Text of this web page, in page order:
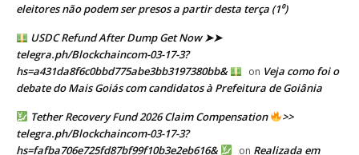
eleitores não podem ser presos a partir desta terça (1⁰)
USDC Refund After Dump Get Now ➤➤
telegra.ph/Blockchaincom-03-17-3?
hs=a431da8f6c0bbd775abe3bb3197380bb&
on Veja como foi o
debate do Mais Goiás com candidatos à Prefeitura de Goiânia
Tether Recovery Fund 2026 Claim Compensation
>>
telegra.ph/Blockchaincom-03-17-3?
hs=fafba706e725fd87bf99f10b3e2eb616&
on Realizada em